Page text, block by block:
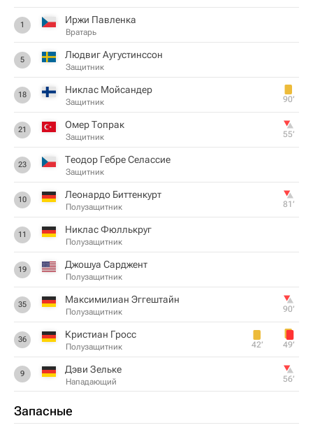
1 Иржи Павленка
Вратарь
5 Людвиг Аугустинссон
Защитник
18 Никлас Мойсандер
Защитник 90‎’‎
21 Омер Топрак
Защитник 55‎’‎
23 Теодор Гебре Селассие
Защитник
10 Леонардо Биттенкурт
Полузащитник 81‎’‎
11 Никлас Фюллькруг
Полузащитник
19 Джошуа Сарджент
Полузащитник
35 Максимилиан Эггештайн
Полузащитник 90‎’‎
36 Кристиан Гросс
Полузащитник 42‎’‎ 49‎’‎
9 Дэви Зельке
Нападающий 56‎’‎
Запасные